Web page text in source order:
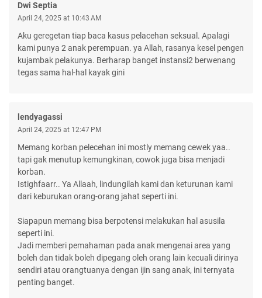
Dwi Septia
April 24, 2025 at 10:43 AM
Aku geregetan tiap baca kasus pelacehan seksual. Apalagi
kami punya 2 anak perempuan. ya Allah, rasanya kesel pengen
kujambak pelakunya. Berharap banget instansi2 berwenang
tegas sama hal-hal kayak gini
lendyagassi
April 24, 2025 at 12:47 PM
Memang korban pelecehan ini mostly memang cewek yaa..
tapi gak menutup kemungkinan, cowok juga bisa menjadi
korban.
Istighfaarr.. Ya Allaah, lindungilah kami dan keturunan kami
dari keburukan orang-orang jahat seperti ini.
Siapapun memang bisa berpotensi melakukan hal asusila
seperti ini.
Jadi memberi pemahaman pada anak mengenai area yang
boleh dan tidak boleh dipegang oleh orang lain kecuali dirinya
sendiri atau orangtuanya dengan ijin sang anak, ini ternyata
penting banget.